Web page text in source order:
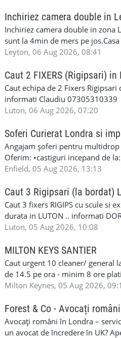
iTP/MOT Masini Mici si Vanuri
Accident Management, Preluam
Masina la Schimb. ✅ Distributii
Geometrie Profesionala Roti
Explicatii. ✅ Suntem foarte buni
Reparam orice tip de masina
Masina de Drum Lung. ✅
Detailing Auto Interior/Exterior.
WhatsApp Text https://wa.link/
6HB
#AtelierAutoLondra
#RomanianGarageRepair
#RomanianMechanic
#MecaniciProfesionistiLondra
#mecanicmoldoveanlondra
lucru constant ✅ Echipă
detalii și programare, trimiteți
Inchiriez camera double in
Inchiriez camera double in zona
sunt la 4min de mers pe
incluse.Cautam o persoana sau
seriozitate.Multumesc anticipat.
Leyton, 06 Aug 2026, 08:41
Caut 2 FIXERS (Rigipsari) in
Caut echipa de 2 Fixers
informati Claudiu 07305310339
Luton, 06 Aug 2026, 07:20
Soferi Curierat Londra si
Angajam șoferi pentru
Oferim: •castiguri incepand de
pentru cei platitori de VAT si
status obligatoriu •varsta
compania aplica pentru
•oferim: - training platit (3 zile-
nedeterminata. -full time/ part-
masinii). Acceptam cu permis
Enfield - Weybridge - Romford -
programari la interviu apelati
Enfield, 05 Aug 2026, 13:13
Caut 3 Rigipsari (la bordat)
Caut 3 fixers RIGIPS cu scule si
durata in LUTON .. informati
Luton, 05 Aug 2026, 10:08
MILTON KEYS SANTIER
Caut urgent 10 cleaner/ general
de 14.5 pe ora - minim 8 ore
la Amazon. Munca este usoara,
SAPTAMANALA Contact: +44
interesati
Milton Keynes, 05 Aug 2026,
Forest & Co - Avocați
Avocați români în Londra –
un avocat de încredere în UK?